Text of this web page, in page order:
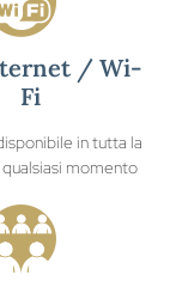
/ Wi-
Fi
in tutta la
momento